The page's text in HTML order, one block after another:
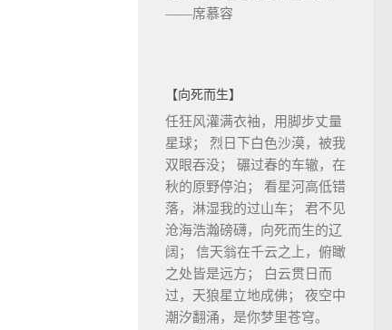
——席慕容
【向死而生】
任狂风灌满衣袖，用脚步丈量
星球； 烈日下白色沙漠，被我
双眼吞没； 碾过春的车辙，在
秋的原野停泊； 看星河高低错
落，淋湿我的过山车； 君不见
沧海浩瀚磅礴，向死而生的辽
阔； 信天翁在千云之上，俯瞰
之处皆是远方； 白云贯日而
过，天狼星立地成佛； 夜空中
潮汐翻涌，是你梦里苍穹。